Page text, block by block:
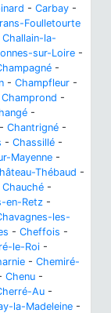
- Carbay -
Foulletourte
Challain-la-
sur-Loire -
-
- Champfleur -
Champrond -
-
- Chantrigné -
- Chassillé -
Mayenne -
Thébaud -
Chauché -
en-Retz -
les-
- Cheffois -
le-Roi -
- Chemiré-
Chenu -
Au -
la-Madeleine -